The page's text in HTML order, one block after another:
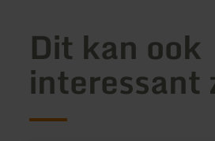
Dit kan ook
interessant